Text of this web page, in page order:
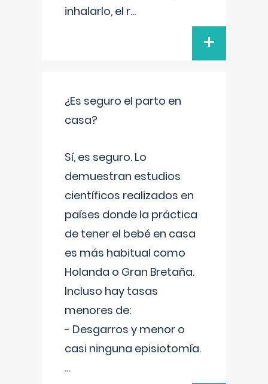
inhalarlo, el r...
+
¿Es seguro el parto en
casa?
Sí, es seguro. Lo
demuestran estudios
científicos realizados en
países donde la práctica
de tener el bebé en casa
es más habitual como
Holanda o Gran Bretaña.
Incluso hay tasas
menores de:
- Desgarros y menor o
casi ninguna episiotomía.
...